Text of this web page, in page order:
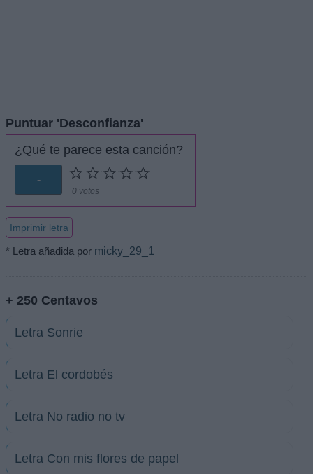
Puntuar 'Desconfianza'
¿Qué te parece esta canción?
-
0 votos
Imprimir letra
* Letra añadida por micky_29_1
+ 250 Centavos
Letra Sonrie
Letra El cordobés
Letra No radio no tv
Letra Con mis flores de papel